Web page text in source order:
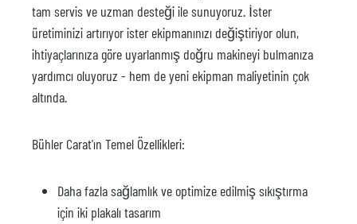
tam servis ve uzman desteği ile sunuyoruz. İster
üretiminizi artırıyor ister ekipmanınızı değiştiriyor olun,
ihtiyaçlarınıza göre uyarlanmış doğru makineyi bulmanıza
yardımcı oluyoruz - hem de yeni ekipman maliyetinin çok
altında.
Bühler Carat'ın Temel Özellikleri:
Daha fazla sağlamlık ve optimize edilmiş sıkıştırma
için iki plakalı tasarım